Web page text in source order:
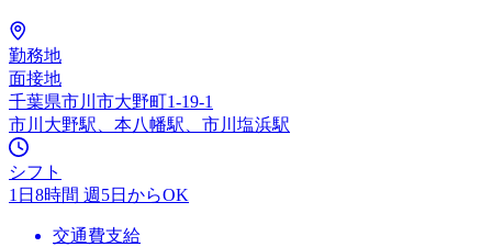
勤務地
面接地
千葉県市川市大野町1-19-1
市川大野駅、本八幡駅、市川塩浜駅
シフト
1日8時間 週5日からOK
交通費支給